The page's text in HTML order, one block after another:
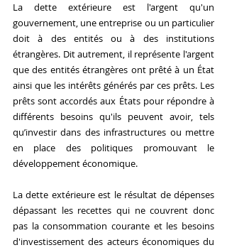
La dette extérieure est l'argent qu'un
gouvernement, une entreprise ou un particulier
doit à des entités ou à des institutions
étrangères. Dit autrement, il représente l'argent
que des entités étrangères ont prêté à un État
ainsi que les intérêts générés par ces prêts. Les
prêts sont accordés aux États pour répondre à
différents besoins qu'ils peuvent avoir, tels
qu’investir dans des infrastructures ou mettre
en place des politiques promouvant le
développement économique.
La dette extérieure est le résultat de dépenses
dépassant les recettes qui ne couvrent donc
pas la consommation courante et les besoins
d'investissement des acteurs économiques du